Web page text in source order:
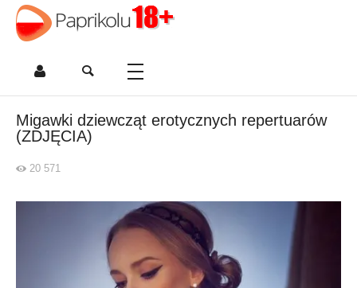
Migawki dziewcząt erotycznych repertuarów
(ZDJĘCIA)
20 571